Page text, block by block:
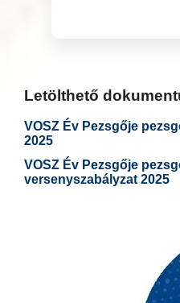
Letölthető
VOSZ Év Pezsgője
2025
VOSZ Év Pezsgője
versenyszabályzat 2025